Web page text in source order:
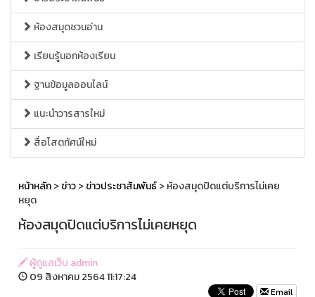
ห้องสมุดชวนอ่าน
เรียนรู้นอกห้องเรียน
ฐานข้อมูลออนไลน์
แนะนำวารสารใหม่
สื่อโสตทัศน์ใหม่
หน้าหลัก>ข่าว>ข่าวประชาสัมพันธ์> ห้องสมุดปิดแต่บริการไม่เคย
หยุด
ห้องสมุดปิดแต่บริการไม่เคยหยุด
ผู้ดูแลเว็บ admin
09 สิงหาคม 2564 11:17:24
Email